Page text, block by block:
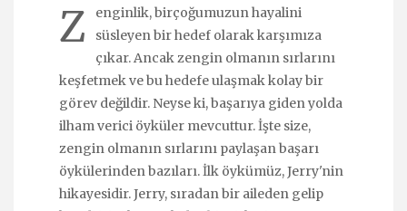
Z
enginlik, birçoğumuzun hayalini
süsleyen bir hedef olarak karşımıza
çıkar. Ancak zengin olmanın sırlarını
keşfetmek ve bu hedefe ulaşmak kolay bir
görev değildir. Neyse ki, başarıya giden yolda
ilham verici öyküler mevcuttur. İşte size,
zengin olmanın sırlarını paylaşan başarı
öykülerinden bazıları. İlk öykümüz, Jerry'nin
hikayesidir. Jerry, sıradan bir aileden gelip